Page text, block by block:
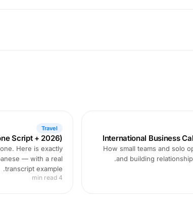
International Business
How small teams and solo
and building
Travel
Script + 2026)
Here is exactly
— with a real
transcript example.
4 min read